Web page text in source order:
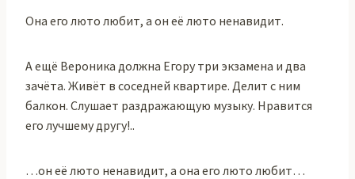
Она его люто любит, а он её люто ненавидит.
А ещё Вероника должна Егору три экзамена и два
зачёта. Живёт в соседней квартире. Делит с ним
балкон. Слушает раздражающую музыку. Нравится
его лучшему другу!..
…он её люто ненавидит, а она его люто любит…